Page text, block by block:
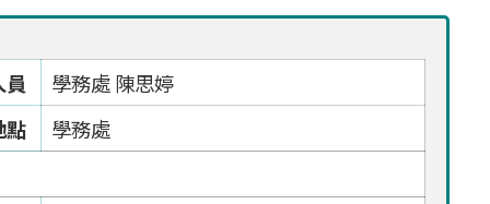
員
學務處 陳思婷
點
學務處